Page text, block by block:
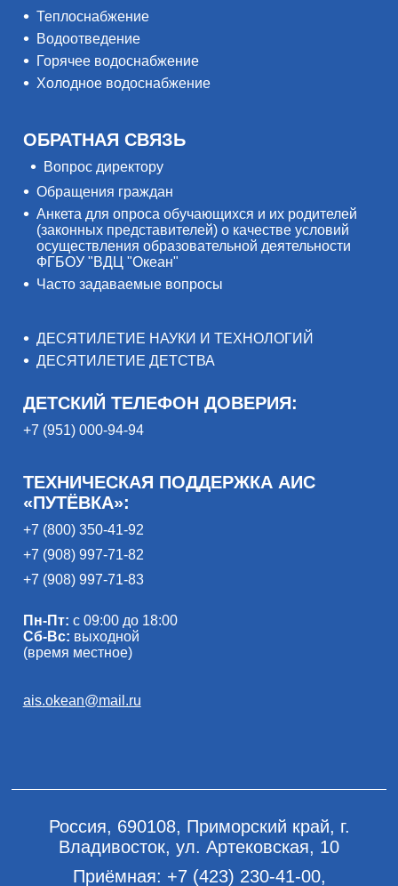
Теплоснабжение
Водоотведение
Горячее водоснабжение
Холодное водоснабжение
ОБРАТНАЯ СВЯЗЬ
Вопрос директору
Обращения граждан
Анкета для опроса обучающихся и их родителей
(законных представителей) о качестве условий
осуществления образовательной деятельности
ФГБОУ "ВДЦ "Океан"
Часто задаваемые вопросы
ДЕСЯТИЛЕТИЕ НАУКИ И ТЕХНОЛОГИЙ
ДЕСЯТИЛЕТИЕ ДЕТСТВА
ДЕТСКИЙ ТЕЛЕФОН ДОВЕРИЯ:
+7 (951) 000-94-94
ТЕХНИЧЕСКАЯ ПОДДЕРЖКА АИС
«ПУТЁВКА»:
+7 (800) 350-41-92
+7 (908) 997-71-82
+7 (908) 997-71-83
Пн-Пт: с 09:00 до 18:00
Сб-Вс: выходной
(время местное)
ais.okean@mail.ru
Россия, 690108, Приморский край, г.
Владивосток, ул. Артековская, 10
Приёмная: +7 (423) 230-41-00,